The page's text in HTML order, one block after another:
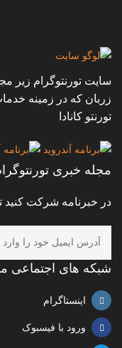
سایت تورنتوگرام زیر
زربان که در زمینه
تورنتو کانادا
مجله خبری
در خبرنامه شرکت کنید
شبکه های اجتماعی
اینستاگرام
ورود با فیسبوک